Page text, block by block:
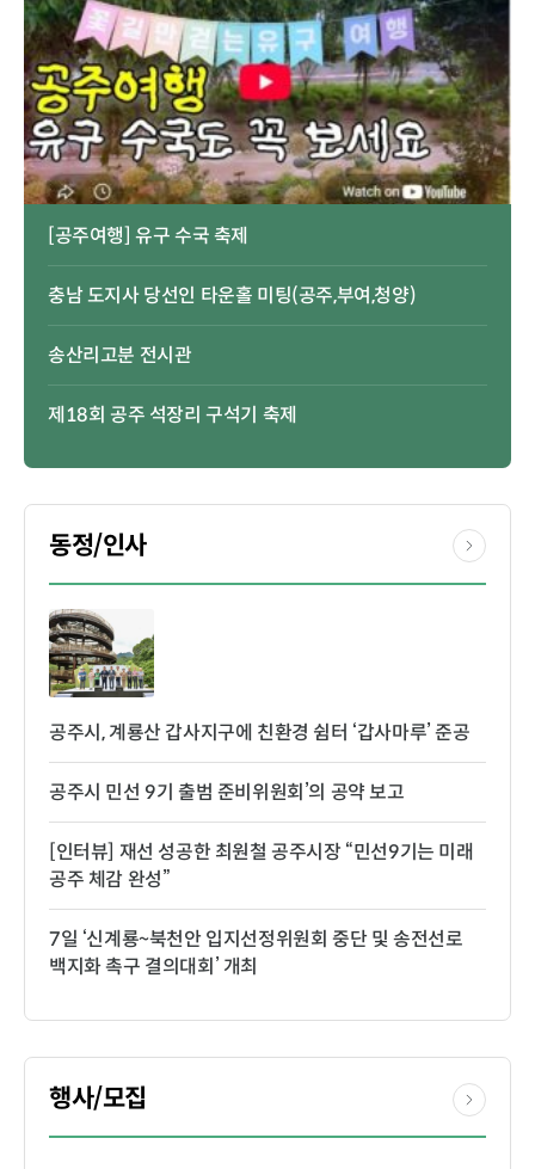
[공주여행] 유구 수국 축제
충남 도지사 당선인 타운홀 미팅(공주,부여,청양)
송산리고분 전시관
제18회 공주 석장리 구석기 축제
동정/인사
공주시, 계룡산 갑사지구에 친환경 쉼터 ‘갑사마루’ 준공
공주시 민선 9기 출범 준비위원회’의 공약 보고
[인터뷰] 재선 성공한 최원철 공주시장 “민선9기는 미래
공주 체감 완성”
7일 ‘신계룡~북천안 입지선정위원회 중단 및 송전선로
백지화 촉구 결의대회’ 개최
행사/모집